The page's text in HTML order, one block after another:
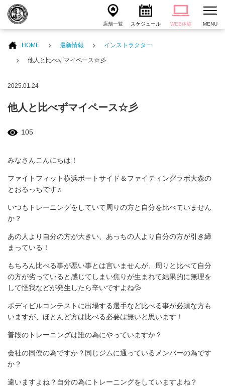
店舗一覧 スケジュール WEB体験 MENU
HOME 最新情報 インストラクター
他人と比べずマイペース☆彡
2025.01.24
他人と比べずマイペース☆彡
105
みなさんこんにちは！
ファイトフィット横浜ポートサイド＆ファイティングラボ大森の
とおるっちです♬
いつもトレーニングをしていて周りの方と自分を比べていません
か？
あの人より自分の方が大きい、あっちの人より自分の方が引き締
まっている！
もちろん比べる事が悪い事とは言いませんが、周りと比べて自分
の方が劣っていると感じてしまい焦りが生まれて結果的に無理を
して怪我などが発生したら辛いですよね💦
ボディビルコンテストに出場する選手など比べる事が必須な方も
いますが、ほとんど方は比べる必要は無いと思います！
普段のトレーニングは誰の為にやっていますか？
会社の同僚の為ですか？同じジムに通っているメンバーの為です
か？
違いますよね？自分の為にトレーニングをしていますよね？